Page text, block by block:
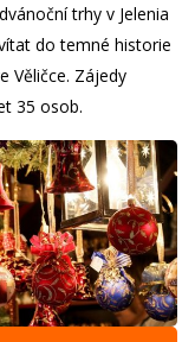
trhy v Jelenia
do temné historie
Věličce. Zájedy
35 osob.